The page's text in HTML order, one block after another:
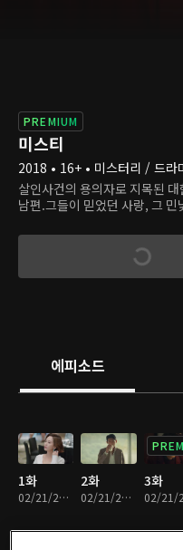
PREMIUM
미스티
2018 • 16+ • 미스터리 / 드라
살인사건의 용의자로 지목된
남편.그들이 믿었던 사랑, 그
에피소드
1화
02/21/2025 • 1시간 9분
2화
02/21/2025 • 1시간 11분
3화